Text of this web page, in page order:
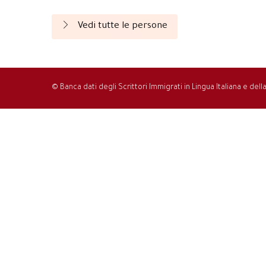
Vedi tutte le persone
© Banca dati degli Scrittori Immigrati in Lingua Italiana e